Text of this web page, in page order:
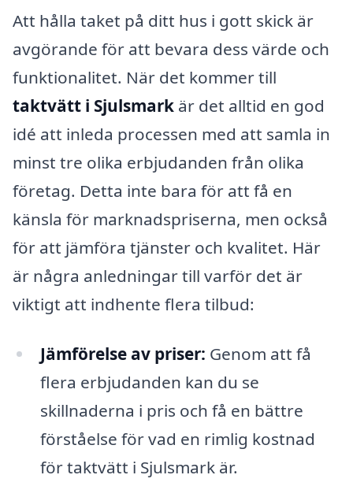
Att hålla taket på ditt hus i gott skick är
avgörande för att bevara dess värde och
funktionalitet. När det kommer till
taktvätt i Sjulsmark är det alltid en god
idé att inleda processen med att samla in
minst tre olika erbjudanden från olika
företag. Detta inte bara för att få en
känsla för marknadspriserna, men också
för att jämföra tjänster och kvalitet. Här
är några anledningar till varför det är
viktigt att indhente flera tilbud:
Jämförelse av priser: Genom att få
flera erbjudanden kan du se
skillnaderna i pris och få en bättre
förståelse för vad en rimlig kostnad
för taktvätt i Sjulsmark är.